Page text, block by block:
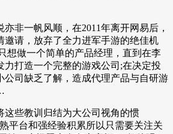
非一帆风顺，在2011年离开网易后，
邀请，放弃了全力进军手游的绝佳机
想做一个简单的产品经理，直到在李
力打造一个完整的游戏公司;在决定投
公司缺乏了解，造成代理产品与自研游
这些教训归结为大公司视角的惯
平台和强经验积累所以只需要关注关